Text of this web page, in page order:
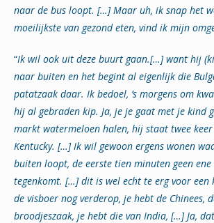
naar de bus loopt. […] Maar uh, ik snap het
moeilijkste van gezond eten, vind ik mijn
“Ik wil ook uit deze buurt gaan.[…] want hij
naar buiten en het begint al eigenlijk die
patatzaak daar. Ik bedoel, ’s morgens om
hij al gebraden kip. Ja, je je gaat met je kind
markt watermeloen halen, hij staat twee
Kentucky. […] Ik wil gewoon ergens wonen
buiten loopt, de eerste tien minuten geen ene
tegenkomt. […] dit is wel echt te erg voor een
de visboer nog verderop, je hebt de Chinees,
broodjeszaak, je hebt die van India, […] Ja,